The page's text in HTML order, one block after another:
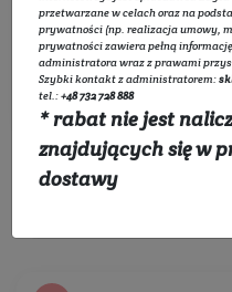
Rozwiń listę
przetwarzane w celach oraz na
prywatności (np. realizacja umowy,
prywatnościzawiera pełną
administratora wraz z prawami
Szybki kontakt z administratorem:
tel.:+48 732 728 888
* rabat nie jest
znajdujących się w
dostawy